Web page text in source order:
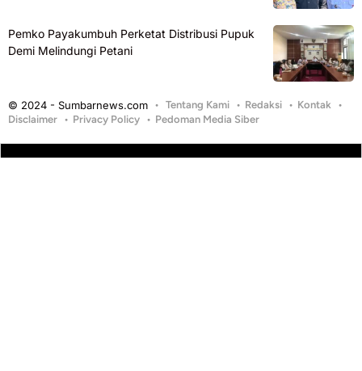
Pemko Payakumbuh Perketat Distribusi Pupuk
Demi Melindungi Petani
© 2024 - Sumbarnews.com Tentang Kami Redaksi
Kontak
Disclaimer
Privacy Policy Pedoman Media Siber